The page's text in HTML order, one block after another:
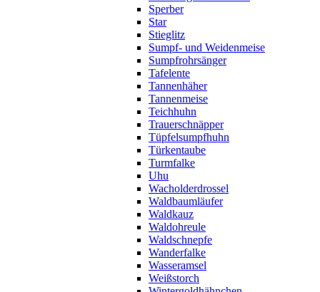
Sperber
Star
Stieglitz
Sumpf- und Weidenmeise
Sumpfrohrsänger
Tafelente
Tannenhäher
Tannenmeise
Teichhuhn
Trauerschnäpper
Tüpfelsumpfhuhn
Türkentaube
Turmfalke
Uhu
Wacholderdrossel
Waldbaumläufer
Waldkauz
Waldohreule
Waldschnepfe
Wanderfalke
Wasseramsel
Weißstorch